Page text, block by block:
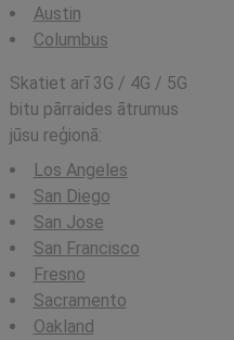
Austin
Columbus
Skatiet arī 3G / 4G / 5G
bitu pārraides ātrumus
jūsu reģionā:
Los Angeles
San Diego
San Jose
San Francisco
Fresno
Sacramento
Oakland